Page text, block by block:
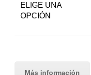
ELIGE UNA
OPCIÓN
Más información